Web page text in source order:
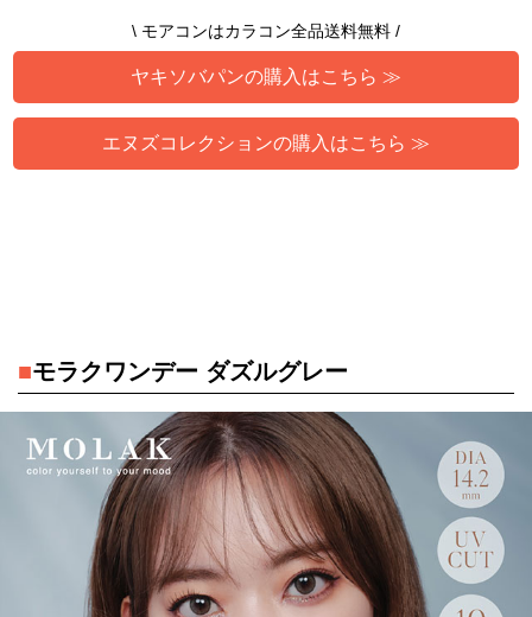
\ モアコンはカラコン全品送料無料 /
ヤキソバパンの購入はこちら ≫
エヌズコレクションの購入はこちら ≫
■モラクワンデー ダズルグレー